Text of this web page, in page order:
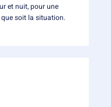
et nuit, pour une
soit la situation.